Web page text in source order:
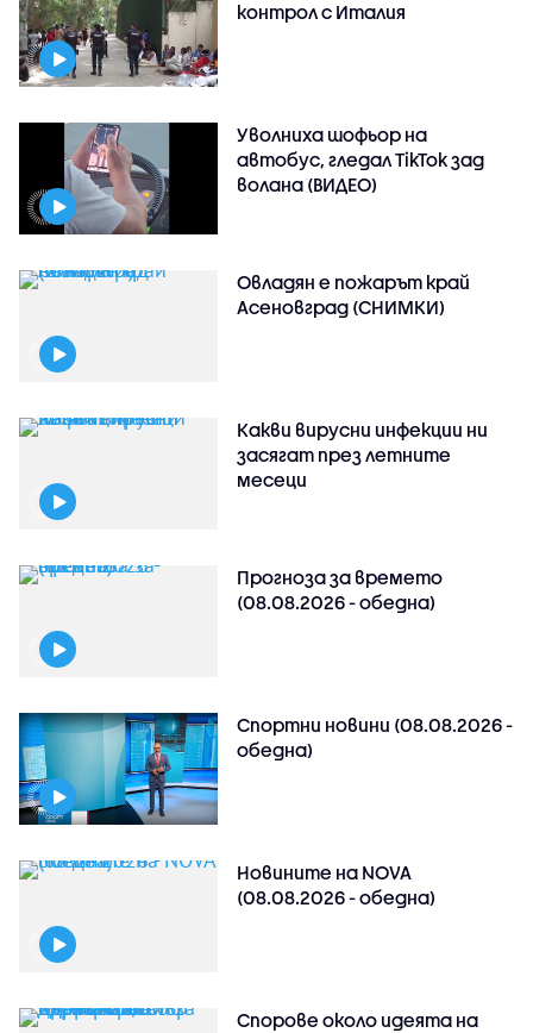
контрол с Италия
Уволниха шофьор на
автобус, гледал TikTok зад
волана (ВИДЕО)
Овладян е пожарът край
Асеновград (СНИМКИ)
Какви вирусни инфекции ни
засягат през летните
месеци
Прогноза за времето
(08.08.2026 - обедна)
Спортни новини (08.08.2026 -
обедна)
Новините на NOVA
(08.08.2026 - обедна)
Спорове около идеята на